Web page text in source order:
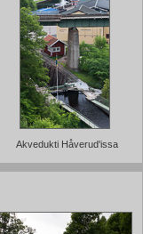
Akvedukti Håverud'issa